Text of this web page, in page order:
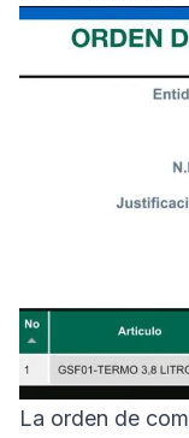
La orden de